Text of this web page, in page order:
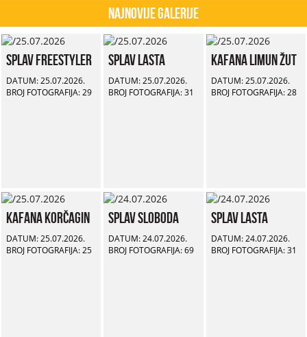
Najnovije Galerije
Splav Freestyler
DATUM: 25.07.2026.
BROJ FOTOGRAFIJA: 29
Splav Lasta
DATUM: 25.07.2026.
BROJ FOTOGRAFIJA: 31
Kafana Limun Žut
DATUM: 25.07.2026.
BROJ FOTOGRAFIJA: 28
Kafana Korčagin
DATUM: 25.07.2026.
BROJ FOTOGRAFIJA: 25
Splav Sloboda
DATUM: 24.07.2026.
BROJ FOTOGRAFIJA: 69
Splav Lasta
DATUM: 24.07.2026.
BROJ FOTOGRAFIJA: 31